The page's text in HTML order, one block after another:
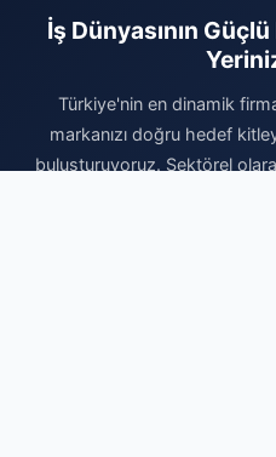
İş Dünyasının
Türkiye'nin en dinamik
markanızı doğru hedef
buluşturuyoruz. Sektörel